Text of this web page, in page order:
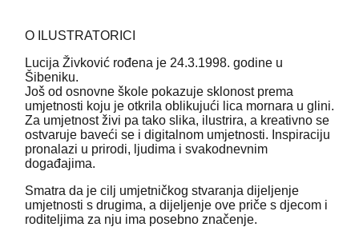
O ILUSTRATORICI
Lucija Živković rođena je 24.3.1998. godine u
Šibeniku.
Još od osnovne škole pokazuje sklonost prema
umjetnosti koju je otkrila oblikujući lica mornara u glini.
Za umjetnost živi pa tako slika, ilustrira, a kreativno se
ostvaruje baveći se i digitalnom umjetnosti. Inspiraciju
pronalazi u prirodi, ljudima i svakodnevnim
događajima.
Smatra da je cilj umjetničkog stvaranja dijeljenje
umjetnosti s drugima, a dijeljenje ove priče s djecom i
roditeljima za nju ima posebno značenje.